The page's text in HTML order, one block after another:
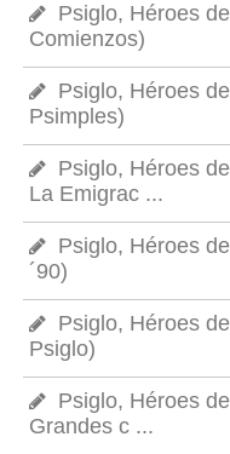
Psiglo, Héroes
Comienzos)
Psiglo, Héroes
Psimples)
Psiglo, Héroes
La Emigrac ...
Psiglo, Héroes
´90)
Psiglo, Héroes
Psiglo)
Psiglo, Héroes
Grandes c ...